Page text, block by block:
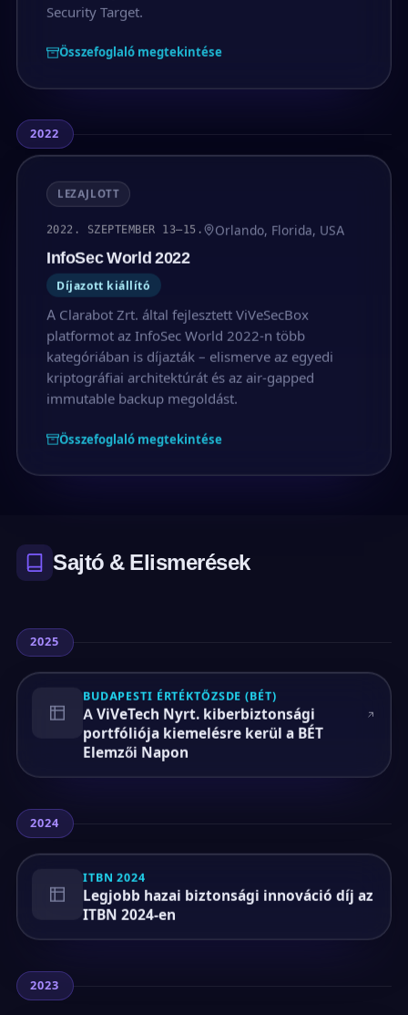
Security Target.
Összefoglaló megtekintése
2022
LEZAJLOTT
2022. SZEPTEMBER 13–15. Orlando, Florida, USA
InfoSec World 2022
Díjazott kiállító
A Clarabot Zrt. által fejlesztett ViVeSecBox
platformot az InfoSec World 2022-n több
kategóriában is díjazták – elismerve az egyedi
kriptográfiai architektúrát és az air-gapped
immutable backup megoldást.
Összefoglaló megtekintése
Sajtó & Elismerések
2025
BUDAPESTI ÉRTÉKTŐZSDE (BÉT)
A ViVeTech Nyrt. kiberbiztonsági
portfóliója kiemelésre kerül a BÉT
Elemzői Napon
2024
ITBN 2024
Legjobb hazai biztonsági innováció díj az
ITBN 2024-en
2023